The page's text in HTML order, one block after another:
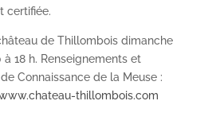
certifiée.
de Thillombois dimanche
18 h. Renseignements et
Connaissance de la Meuse :
thillombois.com